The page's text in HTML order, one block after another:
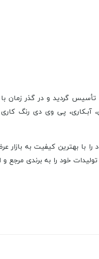
بهداشتی و ساختمانی در سـال ۱۳۸۸ با پشتوانه ســال ها
آبـکاری، پی وی دی رنگ کاری
را با بهترین کیفیت به
بالا بردن کیفیت، تولیدات خود را به